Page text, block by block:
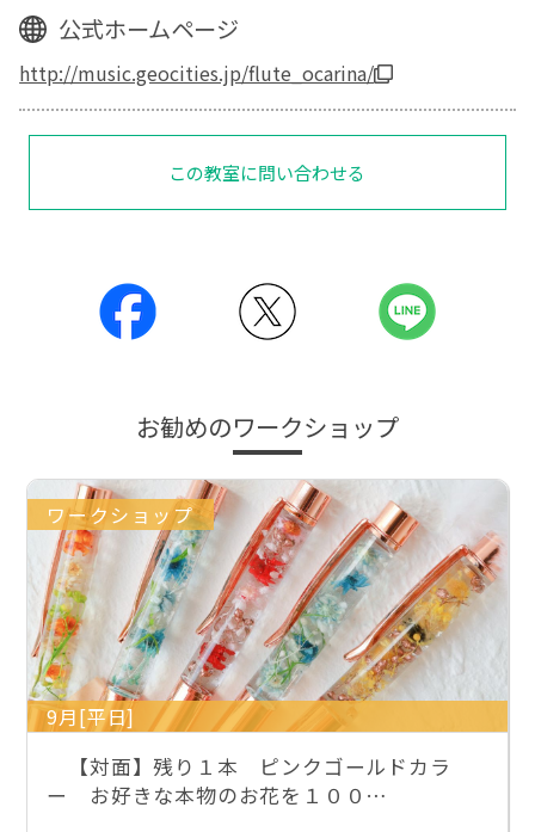
公式ホームページ
http://music.geocities.jp/flute_ocarina/
この教室に問い合わせる
お勧めのワークショップ
ワークショップ
9月[平日]
【対面】残り１本 ピンクゴールドカラ
ー お好きな本物のお花を１００…